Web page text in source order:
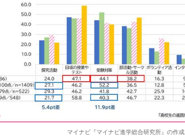
マイナビ『マイナビ進学総合研究所』の作成